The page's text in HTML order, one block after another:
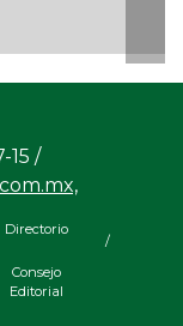
15 /
Directorio
/
Consejo
Editorial